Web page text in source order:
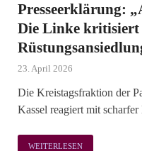
Presseerklärung:
Die Linke
23. April 2026
Die Kreistagsfraktion der
Kassel reagiert mit
WEITERLESEN